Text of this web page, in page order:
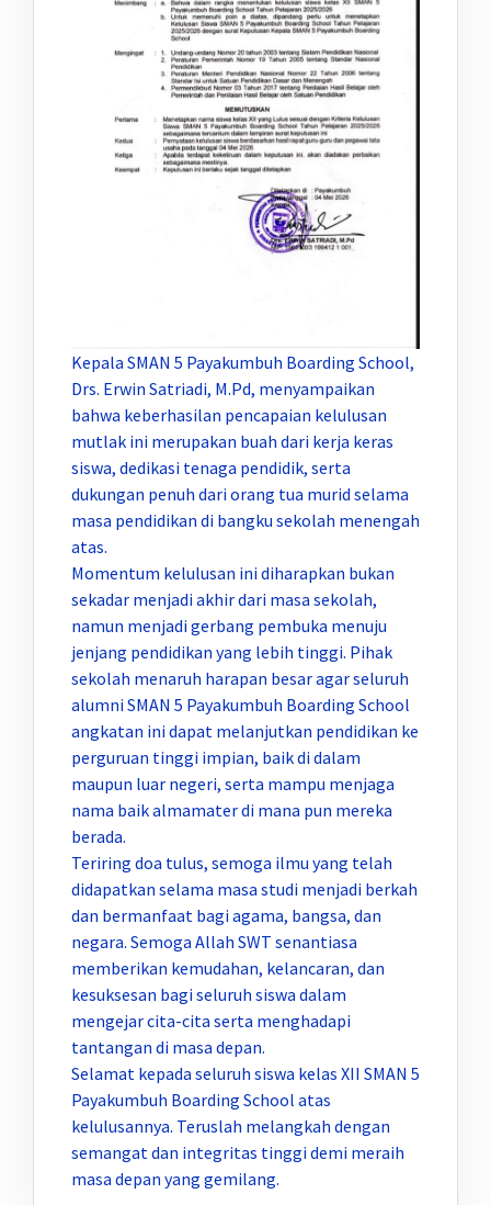
Kepala SMAN 5 Payakumbuh Boarding School,
Drs. Erwin Satriadi, M.Pd, menyampaikan
bahwa keberhasilan pencapaian kelulusan
mutlak ini merupakan buah dari kerja keras
siswa, dedikasi tenaga pendidik, serta
dukungan penuh dari orang tua murid selama
masa pendidikan di bangku sekolah menengah
atas.
Momentum kelulusan ini diharapkan bukan
sekadar menjadi akhir dari masa sekolah,
namun menjadi gerbang pembuka menuju
jenjang pendidikan yang lebih tinggi. Pihak
sekolah menaruh harapan besar agar seluruh
alumni SMAN 5 Payakumbuh Boarding School
angkatan ini dapat melanjutkan pendidikan ke
perguruan tinggi impian, baik di dalam
maupun luar negeri, serta mampu menjaga
nama baik almamater di mana pun mereka
berada.
Teriring doa tulus, semoga ilmu yang telah
didapatkan selama masa studi menjadi berkah
dan bermanfaat bagi agama, bangsa, dan
negara. Semoga Allah SWT senantiasa
memberikan kemudahan, kelancaran, dan
kesuksesan bagi seluruh siswa dalam
mengejar cita-cita serta menghadapi
tantangan di masa depan.
Selamat kepada seluruh siswa kelas XII SMAN 5
Payakumbuh Boarding School atas
kelulusannya. Teruslah melangkah dengan
semangat dan integritas tinggi demi meraih
masa depan yang gemilang.